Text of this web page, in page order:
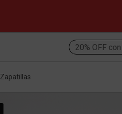
20% OFF con
Zapatillas